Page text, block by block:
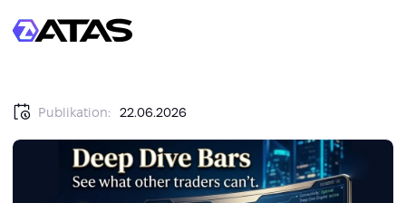
Publikation: 22.06.2026